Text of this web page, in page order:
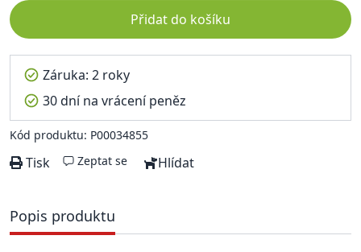
Přidat do košíku
Záruka: 2 roky
30 dní na vrácení peněz
Kód produktu: P00034855
Tisk Zeptat se Hlídat
Popis produktu